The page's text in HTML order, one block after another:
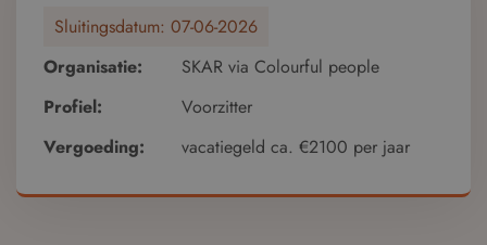
Sluitingsdatum: 07-06-2026
Organisatie:
SKAR via Colourful people
Profiel:
Voorzitter
Vergoeding:
vacatiegeld ca. €2100 per jaar